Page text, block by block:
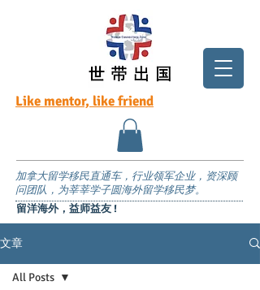
Like mentor, like friend
加拿大留学移民直通车，行业领军企业，资深顾
问团队，为莘莘学子圆海外留学移民梦。
留洋海外，益师益友 !
文章
All Posts